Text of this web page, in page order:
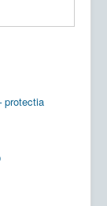
protectia